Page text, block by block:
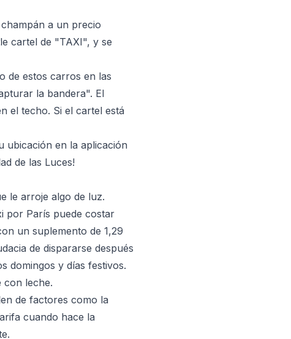
a un precio
cartel de "TAXI", y se
de estos carros en las
la bandera". El
el techo. Si el cartel está
ubicación en la aplicación
de las Luces!
le arroje algo de luz.
por París puede costar
un suplemento de 1,29
de dispararse después
domingos y días festivos.
con leche.
de factores como la
cuando hace la